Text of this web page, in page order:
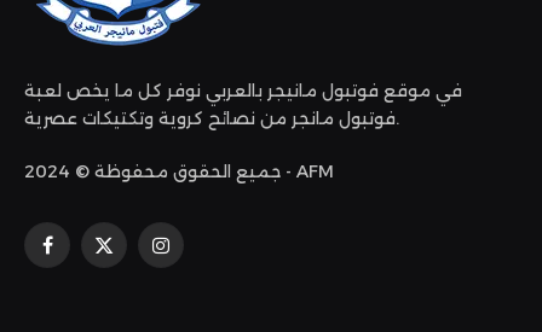
في موقع فوتبول مانيجر بالعربي نوفر كل ما يخص لعبة
فوتبول مانجر من نصائح كروية وتكتيكات عصرية.
جميع الحقوق محفوظة © 2024 - AFM
فيسبوك
X
الانستغرام